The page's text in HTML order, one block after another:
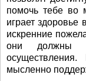
помочь тебе во
играет здоровье
искренние
они должны
мысленно